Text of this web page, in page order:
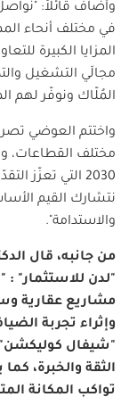
وأضاف قائلاً:
في مختلف أنحاء
المزايا الكبيرة
مجالَي التشغيل
المُلّاك ونوفّر لهم
واختتم العوضي
مختلف القطاعات،
2030 التي
نتشارك القيم
والاستدامة".
من جانبه، قال
"لدن للاستثمار" :
مشاريع عقارية
وإثراء تجربة
"شيفال كوليكشن"
الثقة والخبرة،
تواكب المكانة